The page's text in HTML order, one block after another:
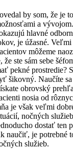
by som, že je
a
hlavné
je úžasné.
môžeme
že ste sám sebe
pekné prostredie?
šikovný. Naučíte
obrovský
nosia od
je však veľmi
nočných
dostať ten
naučiť, je potrebné
služieb.